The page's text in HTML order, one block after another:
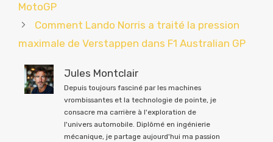
MotoGP
Comment Lando Norris a traité la pression
maximale de Verstappen dans F1 Australian GP
Jules Montclair
Depuis toujours fasciné par les machines
vrombissantes et la technologie de pointe, je
consacre ma carrière à l'exploration de
l'univers automobile. Diplômé en ingénierie
mécanique, je partage aujourd'hui ma passion